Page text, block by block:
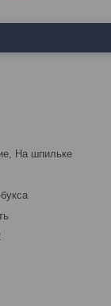
На шпильке